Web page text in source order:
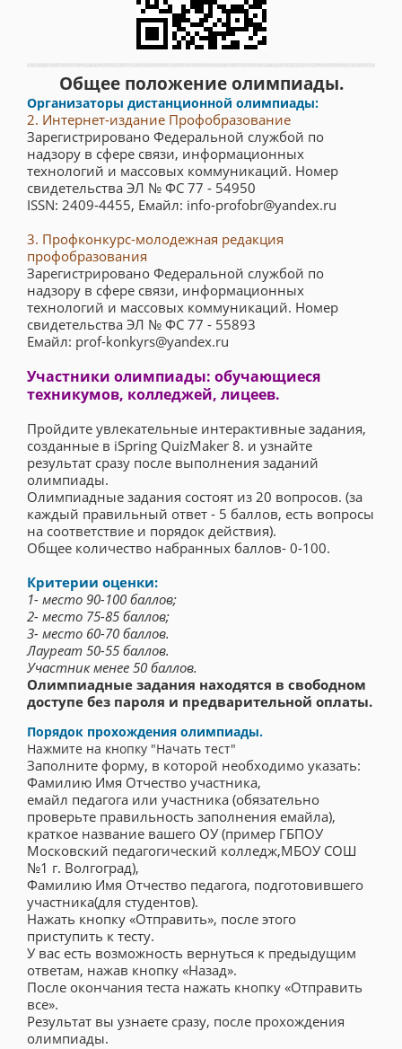
Общее положение олимпиады.
Организаторы дистанционной олимпиады:
2. Интернет-издание Профобразование
Зарегистрировано Федеральной службой по
надзору в сфере связи, информационных
технологий и массовых коммуникаций. Номер
свидетельства ЭЛ № ФС 77 - 54950
ISSN: 2409-4455, Емайл: info-profobr@yandex.ru
3. Профконкурс-молодежная редакция
профобразования
Зарегистрировано Федеральной службой по
надзору в сфере связи, информационных
технологий и массовых коммуникаций. Номер
свидетельства ЭЛ № ФС 77 - 55893
Емайл: prof-konkyrs@yandex.ru
Участники олимпиады: обучающиеся
техникумов, колледжей, лицеев.
Пройдите увлекательные интерактивные задания,
созданные в iSpring QuizMaker 8. и узнайте
результат сразу после выполнения заданий
олимпиады.
Олимпиадные задания состоят из 20 вопросов. (за
каждый правильный ответ - 5 баллов, есть вопросы
на соответствие и порядок действия).
Общее количество набранных баллов- 0-100.
Критерии оценки:
1- место 90-100 баллов;
2- место 75-85 баллов;
3- место 60-70 баллов.
Лауреат 50-55 баллов.
Участник менее 50 баллов.
Олимпиадные задания находятся в свободном
доступе без пароля и предварительной оплаты.
Порядок прохождения олимпиады.
Нажмите на кнопку "Начать тест"
Заполните форму, в которой необходимо указать:
Фамилию Имя Отчество участника,
емайл педагога или участника (обязательно
проверьте правильность заполнения емайла),
краткое название вашего ОУ (пример ГБПОУ
Московский педагогический колледж,МБОУ СОШ
№1 г. Волгоград),
Фамилию Имя Отчество педагога, подготовившего
участника(для студентов).
Нажать кнопку «Отправить», после этого
приступить к тесту.
У вас есть возможность вернуться к предыдущим
ответам, нажав кнопку «Назад».
После окончания теста нажать кнопку «Отправить
все».
Результат вы узнаете сразу, после прохождения
олимпиады.